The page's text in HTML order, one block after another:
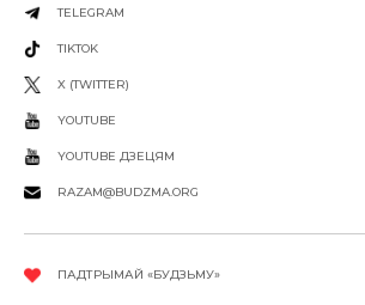
TELEGRAM
TIKTOK
X (TWITTER)
YOUTUBE
YOUTUBE ДЗЕЦЯМ
RAZAM@BUDZMA.ORG
ПАДТРЫМАЙ «БУДЗЬМУ»